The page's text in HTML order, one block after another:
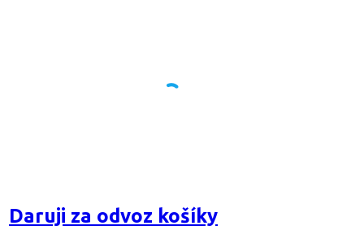
Daruji za odvoz košíky